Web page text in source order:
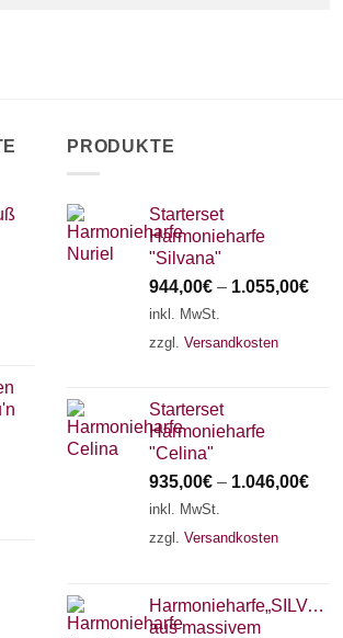
PRODUKTE
Starterset
Harmonieharfe
"Silvana"
944,00€ – 1.055,00€
inkl. MwSt.
zzgl. Versandkosten
Starterset
Harmonieharfe
"Celina"
935,00€ – 1.046,00€
inkl. MwSt.
zzgl. Versandkosten
Harmonieharfe„SILVANA"
aus massivem